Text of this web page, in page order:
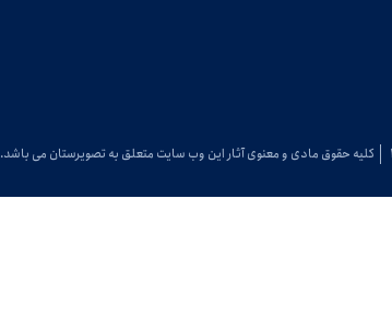
کلیه حقوق مادی و معنوی آثار این وب سایت متعلق به تصویرستان می باشد.